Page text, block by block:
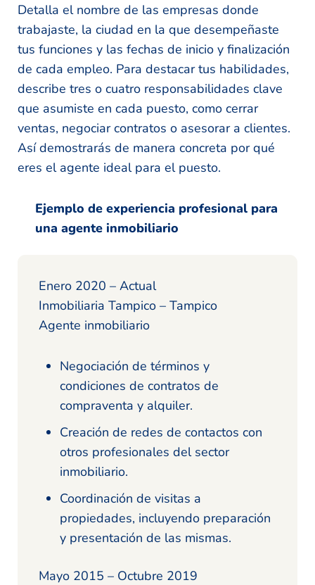
Detalla el nombre de las empresas donde
trabajaste, la ciudad en la que desempeñaste
tus funciones y las fechas de inicio y finalización
de cada empleo. Para destacar tus habilidades,
describe tres o cuatro responsabilidades clave
que asumiste en cada puesto, como cerrar
ventas, negociar contratos o asesorar a clientes.
Así demostrarás de manera concreta por qué
eres el agente ideal para el puesto.
Ejemplo de experiencia profesional para
una agente inmobiliario
Enero 2020 – Actual
Inmobiliaria Tampico – Tampico
Agente inmobiliario
Negociación de términos y
condiciones de contratos de
compraventa y alquiler.
Creación de redes de contactos con
otros profesionales del sector
inmobiliario.
Coordinación de visitas a
propiedades, incluyendo preparación
y presentación de las mismas.
Mayo 2015 – Octubre 2019